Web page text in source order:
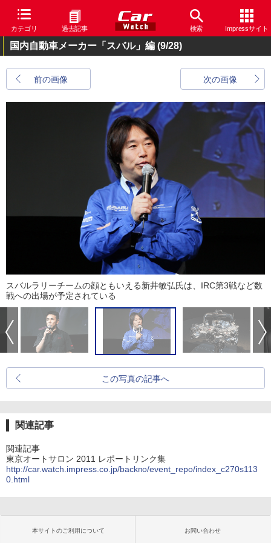
カテゴリ 過去記事 検索 Impressサイト
国内自動車メーカー「スバル」編 (9/28)
前の画像 次の画像
スバルラリーチームの顔ともいえる新井敏弘氏は、IRC第3戦など数
戦への出場が予定されている
この写真の記事へ
関連記事
関連記事
東京オートサロン 2011 レポートリンク集
http://car.watch.impress.co.jp/backno/event_repo/index_c270s113
0.html
本サイトのご利用について お問い合わせ